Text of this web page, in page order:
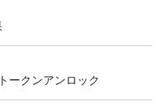
ークンアンロック